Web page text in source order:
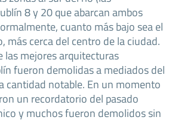
8 y 20 que abarcan ambos
cuanto más bajo sea el
más cerca del centro de la ciudad.
las mejores arquitecturas
fueron demolidas a mediados del
cantidad notable. En un momento
un recordatorio del pasado
y muchos fueron demolidos sin